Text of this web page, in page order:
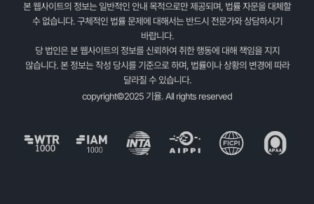
본 웹사이트의 정보는 일반적인 안내 목적으로만 제공되며, 법률 자문을 대체할
수 없습니다. 구체적인 법률 문제에 대해서는 반드시 전문가와 상담하시기
바랍니다.
당 법인은 본 웹사이트의 정보를 신뢰하여 취한 행동에 대해 책임을 지지
않습니다. 본 정보는 작성 당시를 기준으로 하며, 법률이나 상황의 변경에 따라
달라질 수 있습니다.
copyright©2025 기율. All rights reserved